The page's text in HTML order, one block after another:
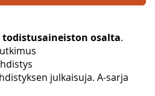
osalta.
julkaisuja. A-sarja